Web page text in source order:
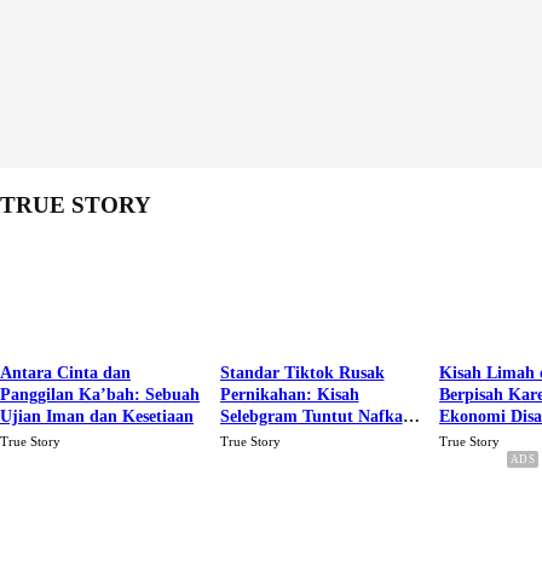
TRUE STORY
Antara Cinta dan
Panggilan Ka’bah: Sebuah
Ujian Iman dan Kesetiaan
True Story
Standar Tiktok Rusak
Pernikahan: Kisah
Selebgram Tuntut Nafkah
Rp.15 Juta Perbulan
True Story
Kisah Limah
Berpisah
Ekonomi
Karena Cinta
True Story